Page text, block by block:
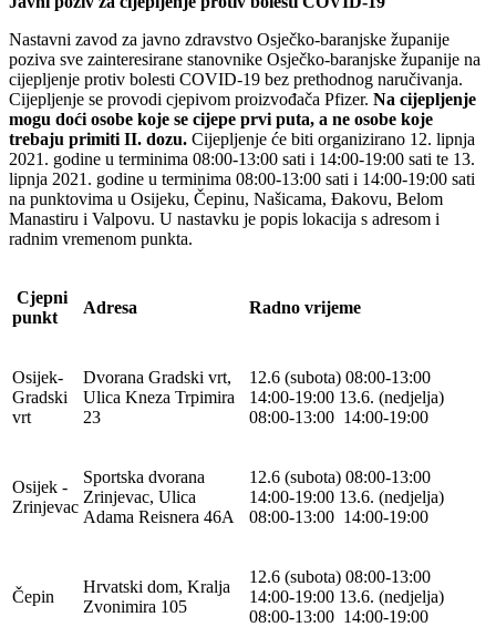
Nastavni zavod za javno zdravstvo Osječko-baranjske županije
poziva sve zainteresirane stanovnike Osječko-baranjske županije na
cijepljenje protiv bolesti COVID-19 bez prethodnog naručivanja.
Cijepljenje se provodi cjepivom proizvođača Pfizer. Na cijepljenje
mogu doći osobe koje se cijepe prvi puta, a ne osobe koje
trebaju primiti II. dozu. Cijepljenje će biti organizirano 12. lipnja
2021. godine u terminima 08:00-13:00 sati i 14:00-19:00 sati te 13.
lipnja 2021. godine u terminima 08:00-13:00 sati i 14:00-19:00 sati
na punktovima u Osijeku, Čepinu, Našicama, Đakovu, Belom
Manastiru i Valpovu. U nastavku je popis lokacija s adresom i
radnim vremenom punkta.
Cjepni
punkt
Adresa Radno vrijeme
Osijek-
Gradski
vrt
Dvorana Gradski vrt,
Ulica Kneza Trpimira
23
12.6 (subota) 08:00-13:00
14:00-19:00 13.6. (nedjelja)
08:00-13:00 14:00-19:00
Osijek -
Zrinjevac
Sportska dvorana
Zrinjevac, Ulica
Adama Reisnera 46A
12.6 (subota) 08:00-13:00
14:00-19:00 13.6. (nedjelja)
08:00-13:00 14:00-19:00
Čepin
Hrvatski dom, Kralja
Zvonimira 105
12.6 (subota) 08:00-13:00
14:00-19:00 13.6. (nedjelja)
08:00-13:00 14:00-19:00